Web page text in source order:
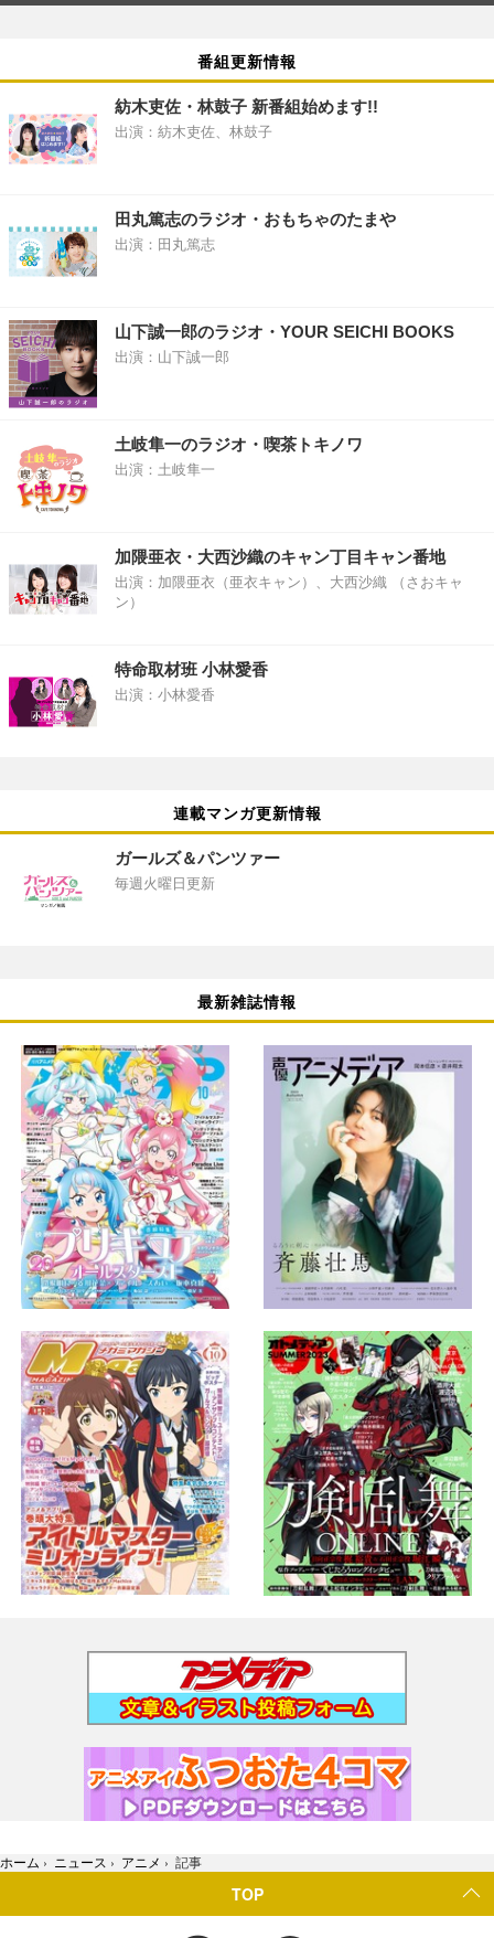
番組更新情報
紡木吏佐・林鼓子 新番組始めます!!
出演：紡木吏佐、林鼓子
田丸篤志のラジオ・おもちゃのたまや
出演：田丸篤志
山下誠一郎のラジオ・YOUR SEICHI BOOKS
出演：山下誠一郎
土岐隼一のラジオ・喫茶トキノワ
出演：土岐隼一
加隈亜衣・大西沙織のキャン丁目キャン番地
出演：加隈亜衣（亜衣キャン）、大西沙織 （さおキャ
ン）
特命取材班 小林愛香
出演：小林愛香
連載マンガ更新情報
ガールズ＆パンツァー
毎週火曜日更新
最新雑誌情報
ホーム › ニュース › アニメ › 記事
TOP